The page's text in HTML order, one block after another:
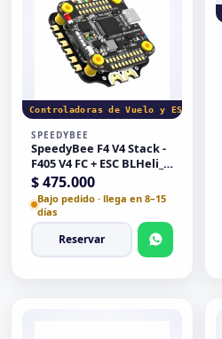
Controladoras de Vuelo y ESC
SPEEDYBEE
SpeedyBee F4 V4 Stack -
F405 V4 FC + ESC BLHeli_S
4 en 1 de 55 A - 30x30
$475.000
Bajo pedido · llega en 8–15
días
Reservar